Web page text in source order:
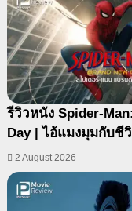
รีวิวหนัง Spider-
Day | ไอ้แมงมุมกับชี
2 August 2026